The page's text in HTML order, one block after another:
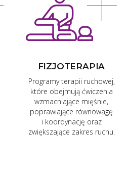
FIZJOTERAPIA
Programy terapii ruchowej,
które obejmują ćwiczenia
wzmacniające mięśnie,
poprawiające równowagę
i koordynację oraz
zwiększające zakres ruchu.